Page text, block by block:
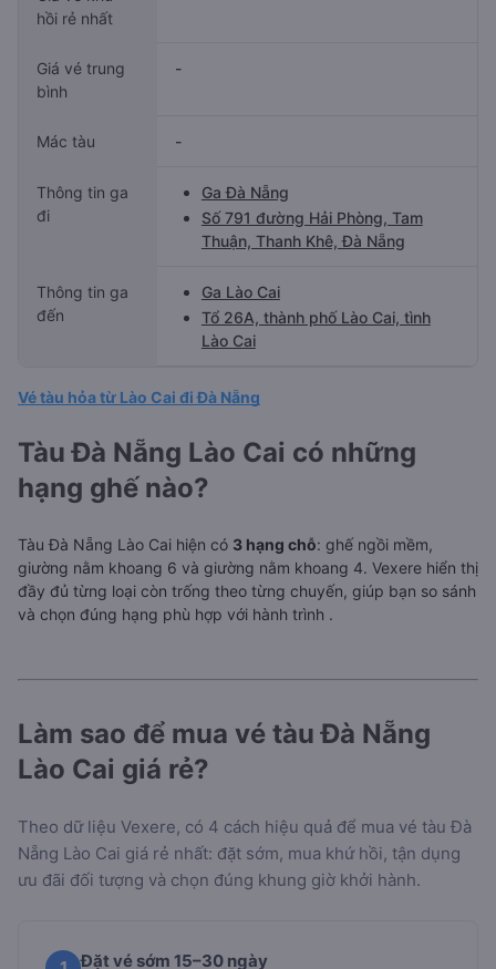
hồi rẻ nhất
Giá vé trung
bình
-
Mác tàu -
Thông tin ga
đi
Ga Đà Nẵng
Số 791 đường Hải Phòng, Tam
Thuận, Thanh Khê, Đà Nẵng
Thông tin ga
đến
Ga Lào Cai
Tổ 26A, thành phố Lào Cai, tình
Lào Cai
Vé tàu hỏa từ Lào Cai đi Đà Nẵng
Tàu Đà Nẵng Lào Cai có những
hạng ghế nào?
Tàu Đà Nẵng Lào Cai hiện có 3 hạng chỗ: ghế ngồi mềm,
giường nằm khoang 6 và giường nằm khoang 4. Vexere hiển thị
đầy đủ từng loại còn trống theo từng chuyến, giúp bạn so sánh
và chọn đúng hạng phù hợp với hành trình .
Làm sao để mua vé tàu Đà Nẵng
Lào Cai giá rẻ?
Theo dữ liệu Vexere, có 4 cách hiệu quả để mua vé tàu Đà
Nẵng Lào Cai giá rẻ nhất: đặt sớm, mua khứ hồi, tận dụng
ưu đãi đối tượng và chọn đúng khung giờ khởi hành.
Đặt vé sớm 15–30 ngày